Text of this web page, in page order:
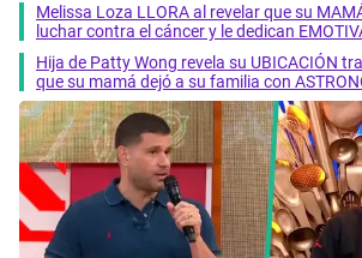
Melissa Loza LLORA al revelar que su
luchar contra el cáncer y le dedican
Hija de Patty Wong revela su UBICACIÓN
que su mamá dejó a su familia con